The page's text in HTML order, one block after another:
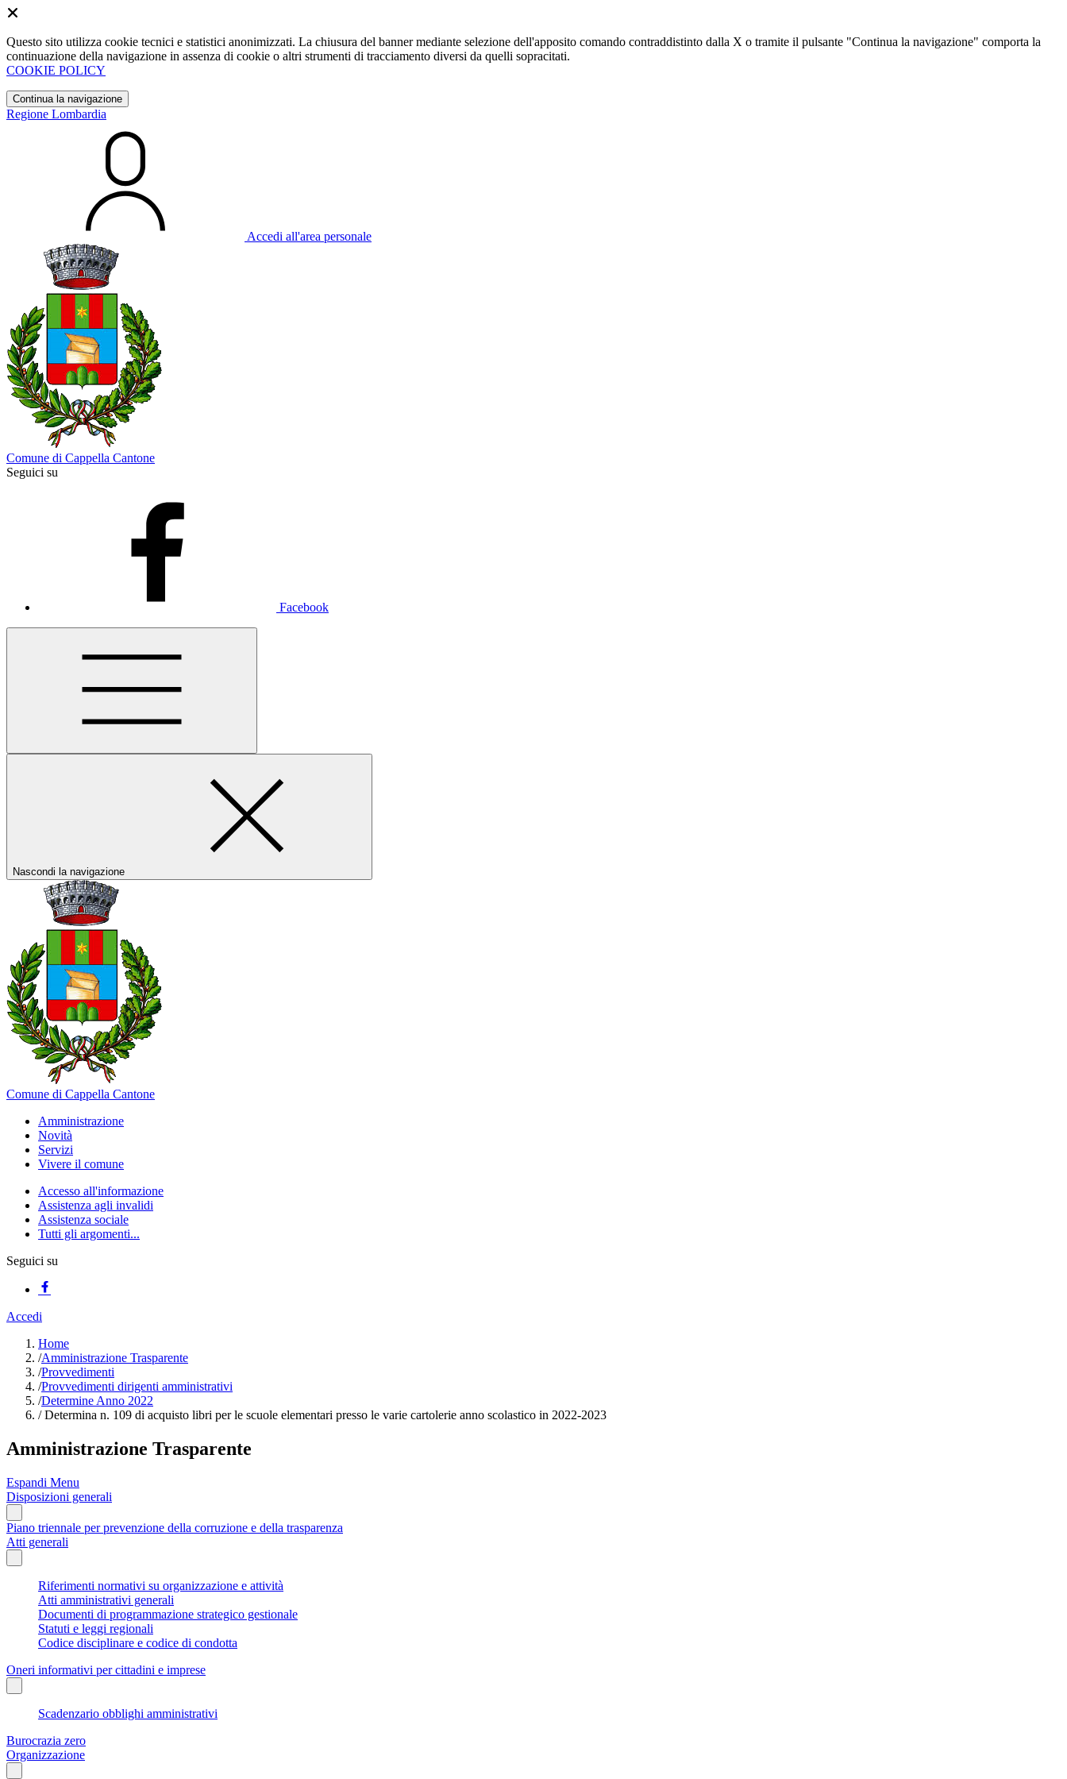
Questo sito utilizza cookie tecnici e statistici anonimizzati. La chiusura del banner mediante selezione dell'apposito comando contraddistinto dalla X o tramite il pulsante "Continua la navigazione" comporta la
continuazione della navigazione in assenza di cookie o altri strumenti di tracciamento diversi da quelli sopracitati.
COOKIE POLICY
Continua la navigazione
Regione Lombardia
Accedi all'area personale
Comune di Cappella Cantone
Seguici su
Facebook
Nascondi la navigazione
Comune di Cappella Cantone
Amministrazione
Novità
Servizi
Vivere il comune
Accesso all'informazione
Assistenza agli invalidi
Assistenza sociale
Tutti gli argomenti...
Seguici su
Accedi
Home
/Amministrazione Trasparente
/Provvedimenti
/Provvedimenti dirigenti amministrativi
/Determine Anno 2022
/Determina n. 109 di acquisto libri per le scuole elementari presso le varie cartolerie anno scolastico in 2022-2023
Amministrazione Trasparente
Espandi Menu
Disposizioni generali
Piano triennale per prevenzione della corruzione e della trasparenza
Atti generali
Riferimenti normativi su organizzazione e attività
Atti amministrativi generali
Documenti di programmazione strategico gestionale
Statuti e leggi regionali
Codice disciplinare e codice di condotta
Oneri informativi per cittadini e imprese
Scadenzario obblighi amministrativi
Burocrazia zero
Organizzazione